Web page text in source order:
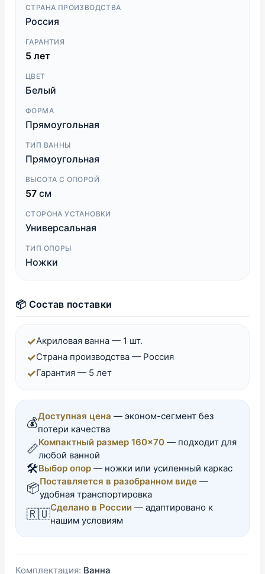
СТРАНА ПРОИЗВОДСТВА
Россия
ГАРАНТИЯ
5 лет
ЦВЕТ
Белый
ФОРМА
Прямоугольная
ТИП ВАННЫ
Прямоугольная
ВЫСОТА С ОПОРОЙ
57 см
СТОРОНА УСТАНОВКИ
Универсальная
ТИП ОПОРЫ
Ножки
📦 Состав поставки
✓Акриловая ванна — 1 шт.
✓Страна производства — Россия
✓Гарантия — 5 лет
💰Доступная цена — эконом-сегмент без
потери качества
📏Компактный размер 160×70 — подходит для
любой ванной
🛠️Выбор опор — ножки или усиленный каркас
📦Поставляется в разобранном виде —
удобная транспортировка
🇷🇺Сделано в России — адаптировано к
нашим условиям
Комплектация: Ванна